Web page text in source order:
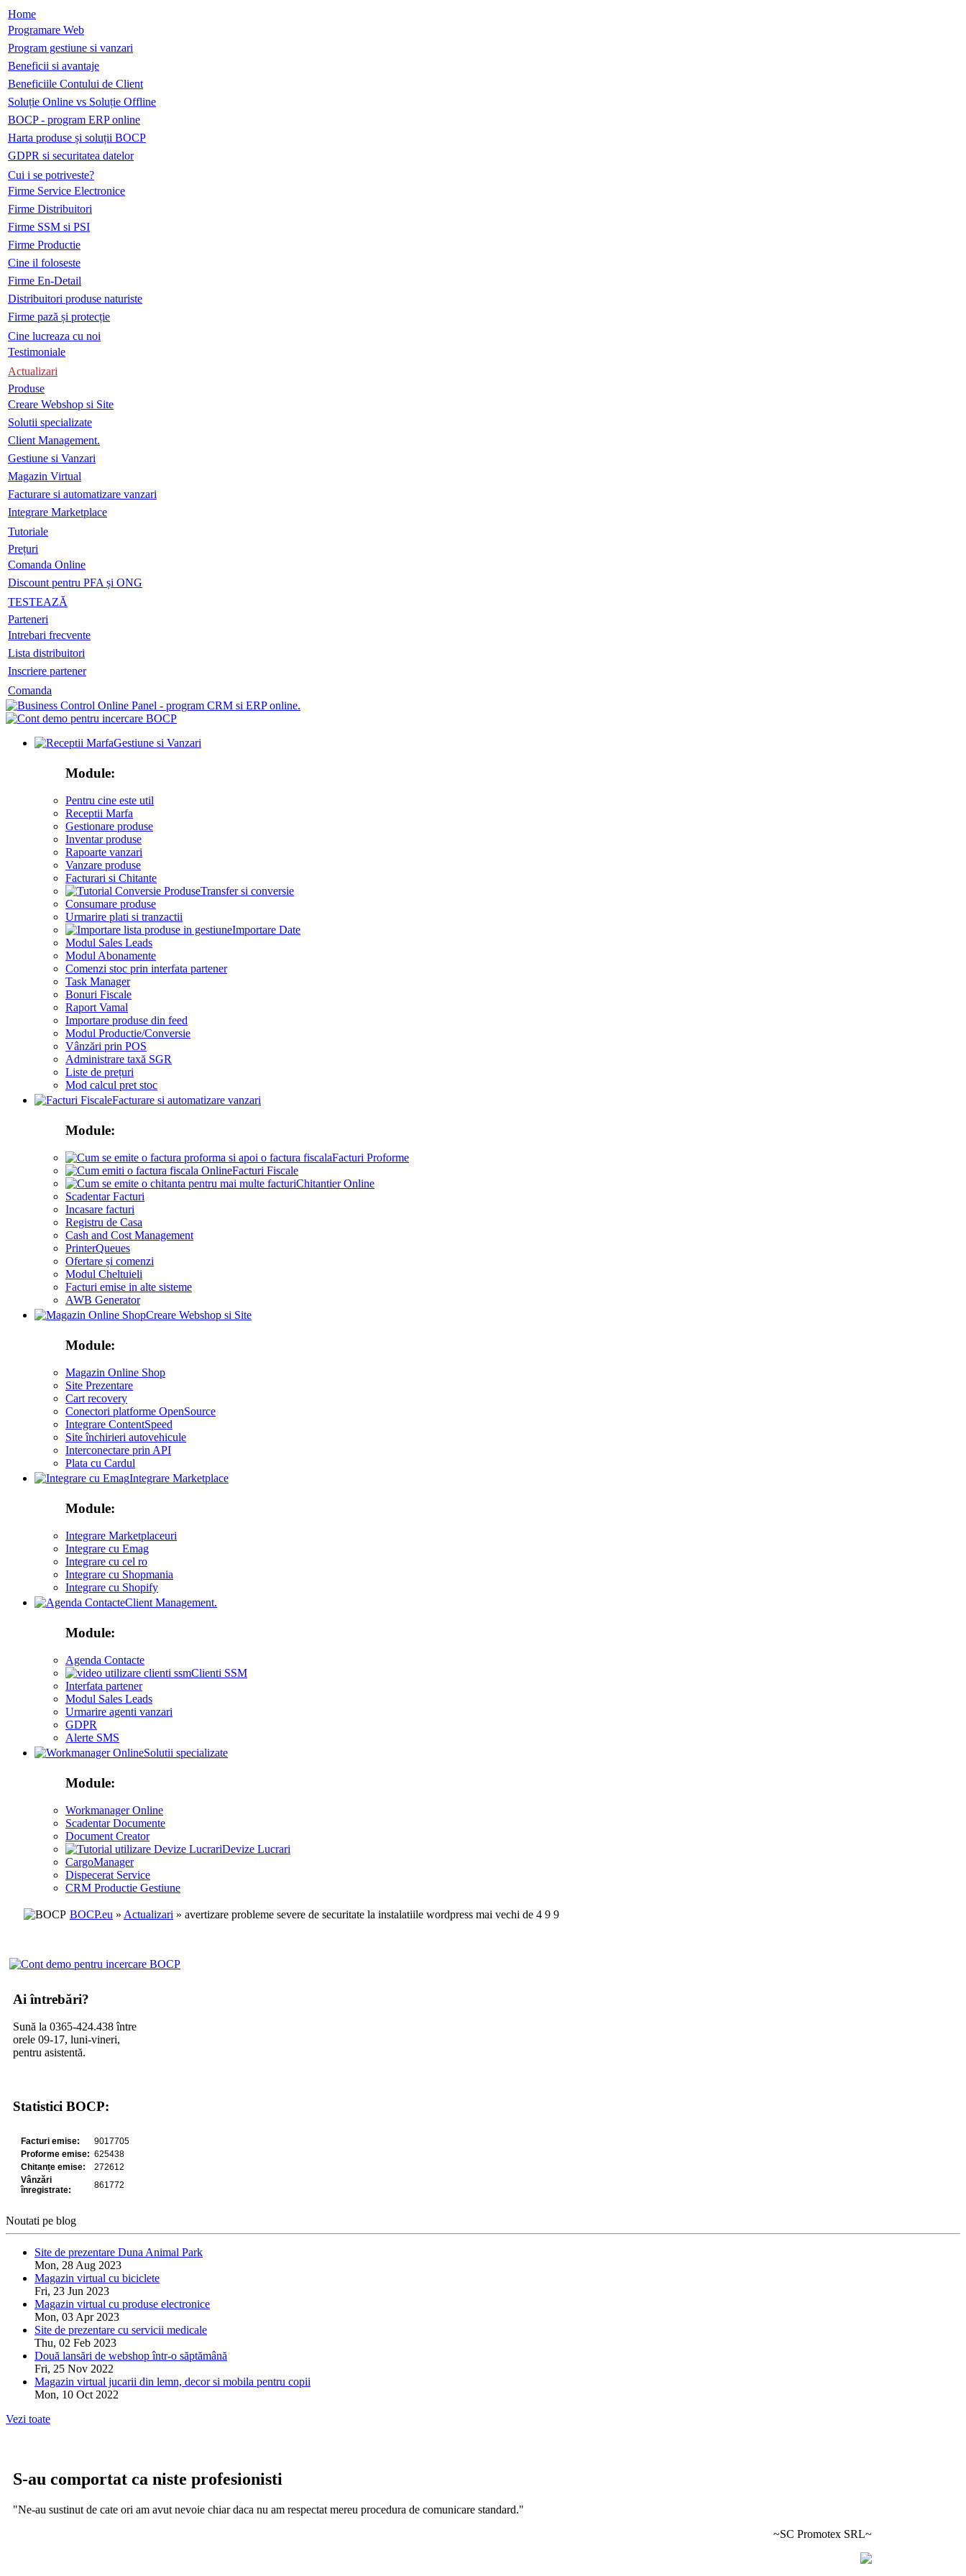
Home
Programare Web
Program gestiune si vanzari
Beneficii si avantaje
Beneficiile Contului de Client
Soluție Online vs Soluție Offline
BOCP - program ERP online
Harta produse și soluții BOCP
GDPR si securitatea datelor
Cui i se potriveste?
Firme Service Electronice
Firme Distribuitori
Firme SSM si PSI
Firme Productie
Cine il foloseste
Firme En-Detail
Distribuitori produse naturiste
Firme pază și protecție
Cine lucreaza cu noi
Testimoniale
Actualizari
Produse
Creare Webshop si Site
Solutii specializate
Client Management.
Gestiune si Vanzari
Magazin Virtual
Facturare si automatizare vanzari
Integrare Marketplace
Tutoriale
Prețuri
Comanda Online
Discount pentru PFA și ONG
TESTEAZĂ
Parteneri
Intrebari frecvente
Lista distribuitori
Inscriere partener
Comanda
Gestiune si Vanzari
Module:
Pentru cine este util
Receptii Marfa
Gestionare produse
Inventar produse
Rapoarte vanzari
Vanzare produse
Facturari si Chitante
Transfer si conversie
Consumare produse
Urmarire plati si tranzactii
Importare Date
Modul Sales Leads
Modul Abonamente
Comenzi stoc prin interfata partener
Task Manager
Bonuri Fiscale
Raport Vamal
Importare produse din feed
Modul Productie/Conversie
Vânzări prin POS
Administrare taxă SGR
Liste de prețuri
Mod calcul pret stoc
Facturare si automatizare vanzari
Module:
Facturi Proforme
Facturi Fiscale
Chitantier Online
Scadentar Facturi
Incasare facturi
Registru de Casa
Cash and Cost Management
PrinterQueues
Ofertare și comenzi
Modul Cheltuieli
Facturi emise in alte sisteme
AWB Generator
Creare Webshop si Site
Module:
Magazin Online Shop
Site Prezentare
Cart recovery
Conectori platforme OpenSource
Integrare ContentSpeed
Site închirieri autovehicule
Interconectare prin API
Plata cu Cardul
Integrare Marketplace
Module:
Integrare Marketplaceuri
Integrare cu Emag
Integrare cu cel ro
Integrare cu Shopmania
Integrare cu Shopify
Client Management.
Module:
Agenda Contacte
Clienti SSM
Interfata partener
Modul Sales Leads
Urmarire agenti vanzari
GDPR
Alerte SMS
Solutii specializate
Module:
Workmanager Online
Scadentar Documente
Document Creator
Devize Lucrari
CargoManager
Dispecerat Service
CRM Productie Gestiune
BOCP.eu » Actualizari » avertizare probleme severe de securitate la instalatiile wordpress mai vechi de 4 9 9
Ai întrebări?
Sună la 0365-424.438 între
orele 09-17, luni-vineri,
pentru asistentă.
Statistici BOCP:
Noutati pe blog
Site de prezentare Duna Animal Park
Mon, 28 Aug 2023
Magazin virtual cu biciclete
Fri, 23 Jun 2023
Magazin virtual cu produse electronice
Mon, 03 Apr 2023
Site de prezentare cu servicii medicale
Thu, 02 Feb 2023
Două lansări de webshop într-o săptămână
Fri, 25 Nov 2022
Magazin virtual jucarii din lemn, decor si mobila pentru copii
Mon, 10 Oct 2022
Vezi toate
S-au comportat ca niste profesionisti
"Ne-au sustinut de cate ori am avut nevoie chiar daca nu am respectat mereu procedura de comunicare standard."
~SC Promotex SRL~